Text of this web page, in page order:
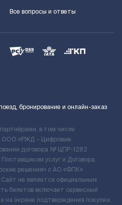
Все вопросы и ответы
бронирование и онлайн-заказ
в том числе
ООО «РЖД – Цифровые
договора № ЦПР-1282
услуг и Договора
решения» c АО «ФПК»
не является официальным
билетов включает сервисный
на экране подтверждения покупки.